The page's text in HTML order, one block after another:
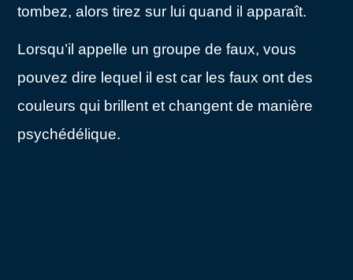
tombez, alors tirez sur lui quand il apparaît.
Lorsqu’il appelle un groupe de faux, vous
pouvez dire lequel il est car les faux ont des
couleurs qui brillent et changent de manière
psychédélique.